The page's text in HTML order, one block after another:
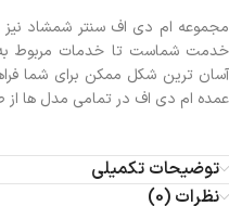
مجموعه ام دی اف سنتر شمشاد نیز
خدمت شماست تا خدمات مربوط
آسان ترین شکل ممکن برای شما
عمده ام دی اف در تمامی مدل ها از
توضیحات تکمیلی
نظرات (0)